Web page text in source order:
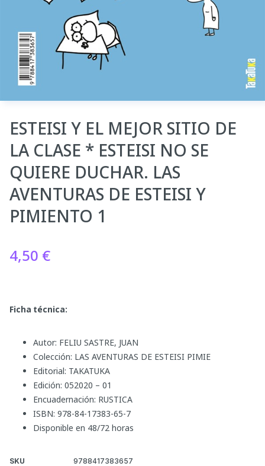
ESTEISI Y EL MEJOR SITIO DE
LA CLASE * ESTEISI NO SE
QUIERE DUCHAR. LAS
AVENTURAS DE ESTEISI Y
PIMIENTO 1
4,50 €
Ficha técnica:
Autor: FELIU SASTRE, JUAN
Colección: LAS AVENTURAS DE ESTEISI PIMIE
Editorial: TAKATUKA
Edición: 052020 – 01
Encuadernación: RUSTICA
ISBN: 978-84-17383-65-7
Disponible en 48/72 horas
SKU
9788417383657